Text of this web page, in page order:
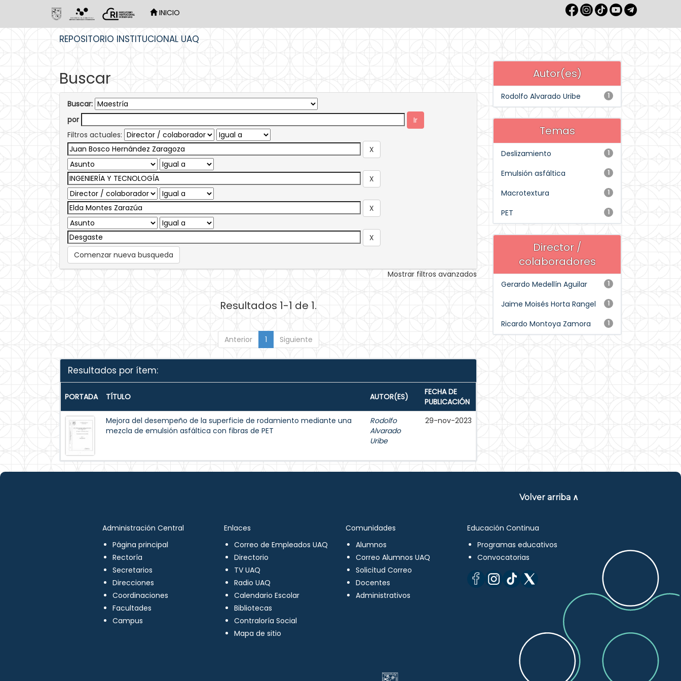
INICIO
REPOSITORIO INSTITUCIONAL UAQ
Buscar
Buscar:
por
Filtros actuales:
Comenzar nueva busqueda
Mostrar filtros avanzados
Resultados 1-1 de 1.
Anterior 1 Siguiente
Resultados por ítem:
PORTADA TÍTULO AUTOR(ES)
FECHA DE
PUBLICACIÓN
Mejora del desempeño de la superficie de rodamiento mediante una
mezcla de emulsión asfáltica con fibras de PET
Rodolfo
Alvarado
Uribe
29-nov-2023
Autor(es)
1
Rodolfo Alvarado Uribe
Temas
1
Deslizamiento
1
Emulsión asfáltica
1
Macrotextura
1
PET
Director /
colaboradores
1
Gerardo Medellín Aguilar
1
Jaime Moisés Horta Rangel
1
Ricardo Montoya Zamora
Volver arriba ∧
Administración Central
Página principal
Rectoría
Secretarios
Direcciones
Coordinaciones
Facultades
Campus
Enlaces
Correo de Empleados UAQ
Directorio
TV UAQ
Radio UAQ
Calendario Escolar
Bibliotecas
Contraloría Social
Mapa de sitio
Comunidades
Alumnos
Correo Alumnos UAQ
Solicitud Correo
Docentes
Administrativos
Educación Continua
Programas educativos
Convocatorias